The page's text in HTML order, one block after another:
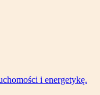
i energetykę.